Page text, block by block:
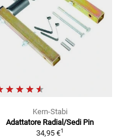
Kern-Stabi
Adattatore Radial/Sedi Pin
34,95 €1